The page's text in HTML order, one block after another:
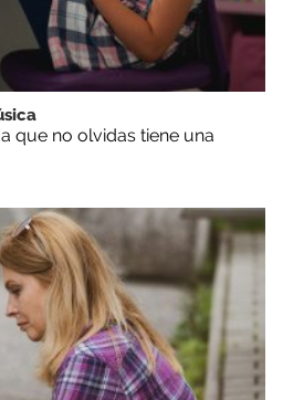
que no olvidas tiene una